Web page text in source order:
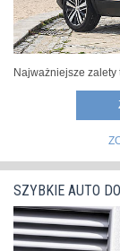
Najważniejsze
SZYBKIE AUTO